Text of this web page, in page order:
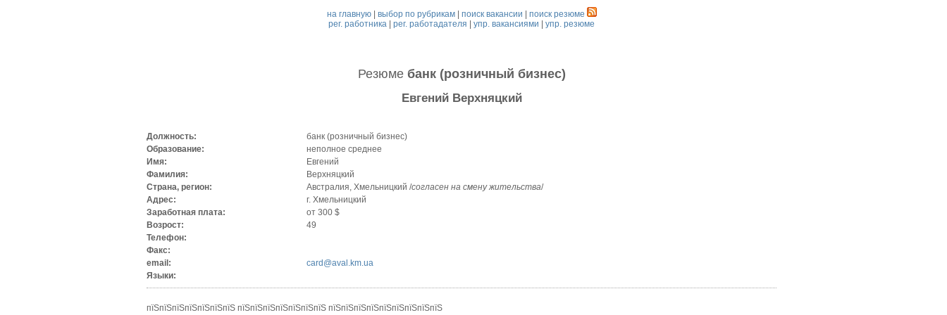
на главную| выбор по рубрикам| поиск вакансии
поиск резюме
рег. работника |рег. работадателя |упр. вакансиями |упр. резюме
Резюме банк (розничный бизнес)
Евгений Верхняцкий
Должность:
банк (розничный бизнес)
Образование:
неполное среднее
Имя:
Евгений
Фамилия:
Верхняцкий
Страна, регион:
Австралия, Хмельницкий /согласен на смену жительства/
Адрес:
г. Хмельницкий
Заработная плата:
от 300 $
Возрост:
49
Телефон:
Факс:
email:
card@aval.km.ua
Языки:
пїЅпїЅпїЅпїЅпїЅпїЅпїЅ пїЅпїЅпїЅпїЅпїЅпїЅпїЅ пїЅпїЅпїЅпїЅпїЅпїЅпїЅпїЅпїЅ